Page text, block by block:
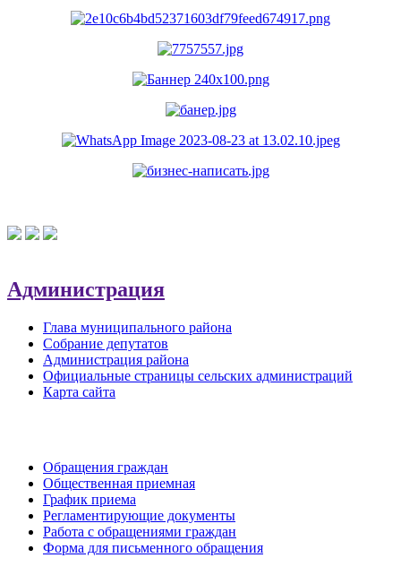
Администрация
Глава муниципального района
Собрание депутатов
Администрация района
Официальные страницы сельских администраций
Карта сайта
Обращения граждан
Общественная приемная
График приема
Регламентирующие документы
Работа с обращениями граждан
Форма для письменного обращения